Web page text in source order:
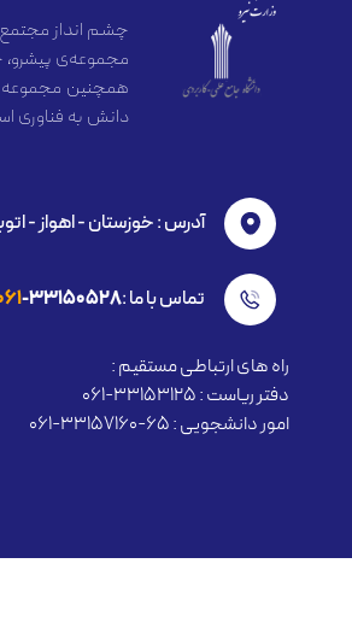
چشم انداز
مجموعه‌ی
همچنین مجموعه
دانش به فناوری
آدرس : خوزستان - اهواز -
تماس با ما :-33150528
راه های ارتباطی مستقیم :
دفتر ریاست : 33153125-061
امور دانشجویی : 65-33157160-061